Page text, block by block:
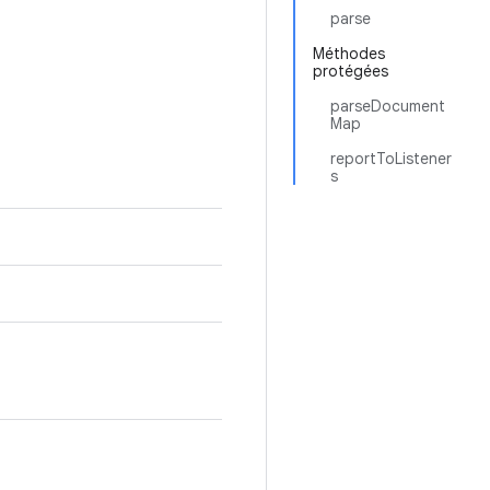
parse
Méthodes
protégées
parseDocument
Map
reportToListener
s